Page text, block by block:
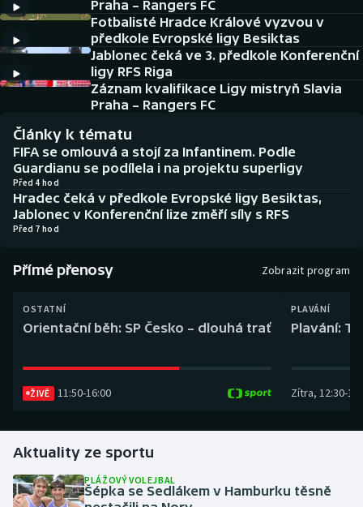
Cyklistika
DALŠÍ SPORTY
Americký fotbal
Baseball a softbal
Basketbal
Biatlon
Curling
Florbal
Golf
NEPŘEHLÉDNĚTE
Soutěže
Historické návraty
Aplikace ČT sport
Praha – Rangers FC
Fotbalisté Hradce Králové vyzvou v
předkole Evropské ligy Besiktas
Jablonec čeká ve 3. předkole Konferenční
ligy RFS Riga
Záznam kvalifikace Ligy mistryň Slavia
Praha – Rangers FC
Články k tématu
FIFA se omlouvá a stojí za Infantinem. Podle
Guardianu se podílela i na projektu superligy
Před 4 hod
Hradec čeká v předkole Evropské ligy Besiktas,
Jablonec v Konferenční lize změří síly s RFS
Před 7 hod
Přímé přenosy Zobrazit program
OSTATNÍ
Orientační běh: SP Česko – dlouhá trať
ŽIVĚ 11:50-16:00
PLAVÁNÍ
Plavání:
Zítra, 12:30-
Aktuality ze sportu
PLÁŽOVÝ VOLEJBAL
Šépka se Sedlákem v Hamburku těsně